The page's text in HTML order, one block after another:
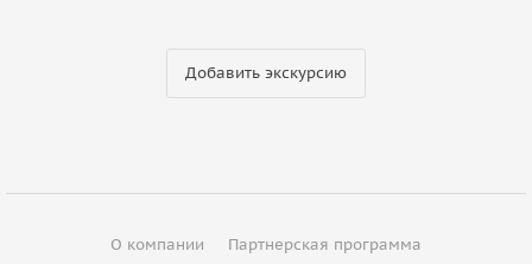
Добавить экскурсию
О компании
Партнерская программа